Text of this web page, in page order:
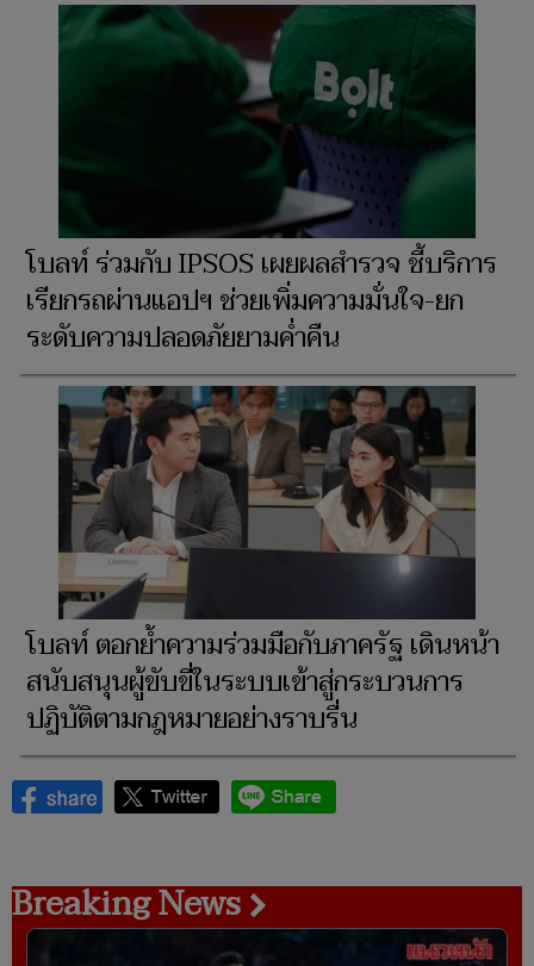
โบลท์ ร่วมกับ IPSOS เผยผลสำรวจ ชี้บริการ
เรียกรถผ่านแอปฯ ช่วยเพิ่มความมั่นใจ-ยก
ระดับความปลอดภัยยามค่ำคืน
โบลท์ ตอกย้ำความร่วมมือกับภาครัฐ เดินหน้า
สนับสนุนผู้ขับขี่ในระบบเข้าสู่กระบวนการ
ปฏิบัติตามกฎหมายอย่างราบรื่น
Breaking News